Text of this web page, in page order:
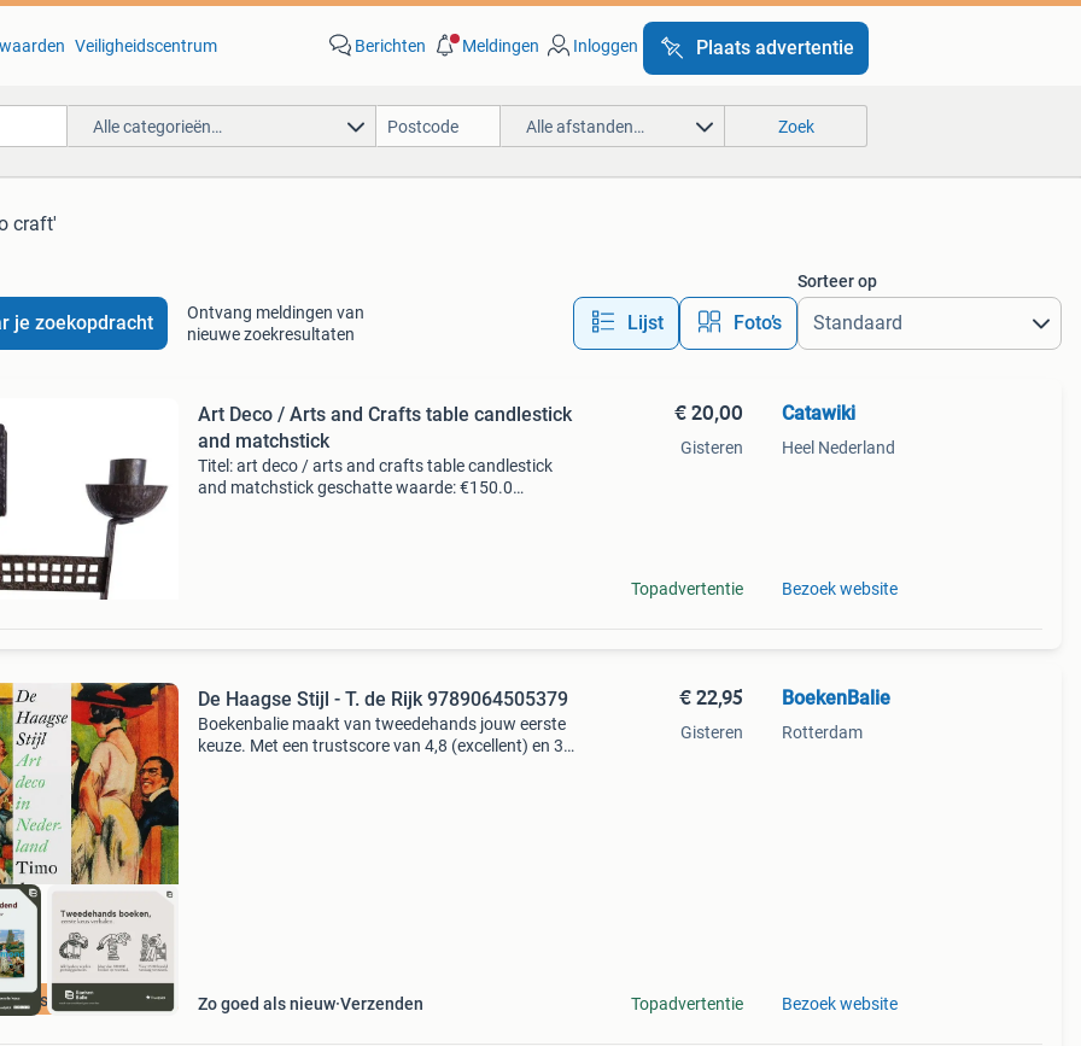
Veiligheidscentrum Berichten Meldingen Inloggen Plaats advertentie
Alle categorieën… Alle afstanden… Zoek
craft'
je zoekopdracht
Ontvang meldingen van
nieuwe zoekresultaten
Lijst Foto’s
Sorteer op
Art Deco / Arts and Crafts table candlestick
and matchstick
Titel: art deco / arts and crafts table candlestick
and matchstick geschatte waarde: €150.0
€ 20,00
Gisteren
Topadvertentie
Catawiki
Heel Nederland
Bezoek website
prijs
De Haagse Stijl - T. de Rijk 9789064505379
Boekenbalie maakt van tweedehands jouw eerste
keuze. Met een trustscore van 4,8 (excellent) en 30
Zo goed als nieuw Verzenden
€ 22,95
Gisteren
Topadvertentie
BoekenBalie
Rotterdam
Bezoek website